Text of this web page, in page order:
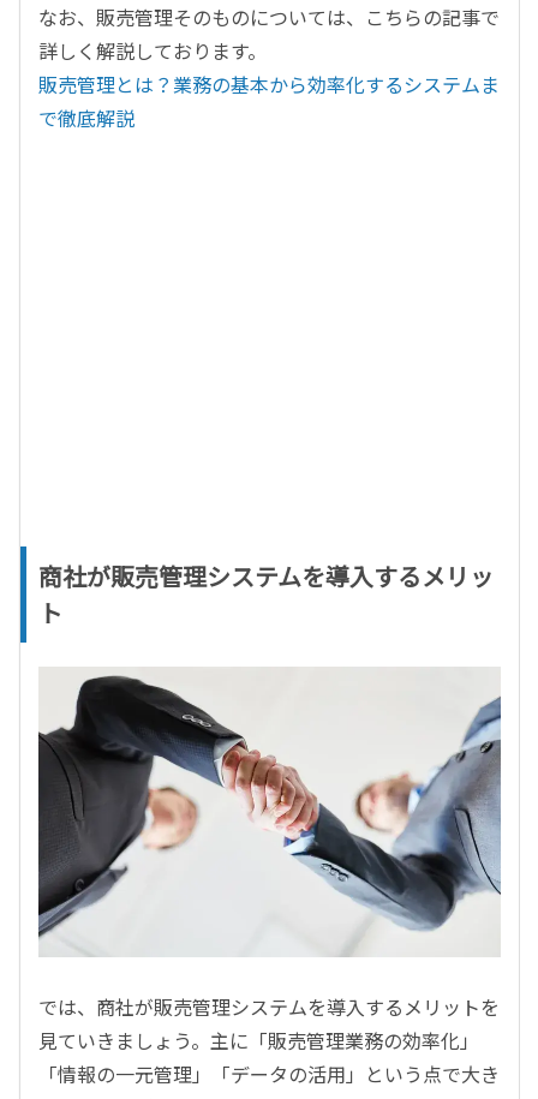
なお、販売管理そのものについては、こちらの記事で
詳しく解説しております。
販売管理とは？業務の基本から効率化するシステムま
で徹底解説
商社が販売管理システムを導入するメリッ
ト
では、商社が販売管理システムを導入するメリットを
見ていきましょう。主に「販売管理業務の効率化」
「情報の一元管理」「データの活用」という点で大き